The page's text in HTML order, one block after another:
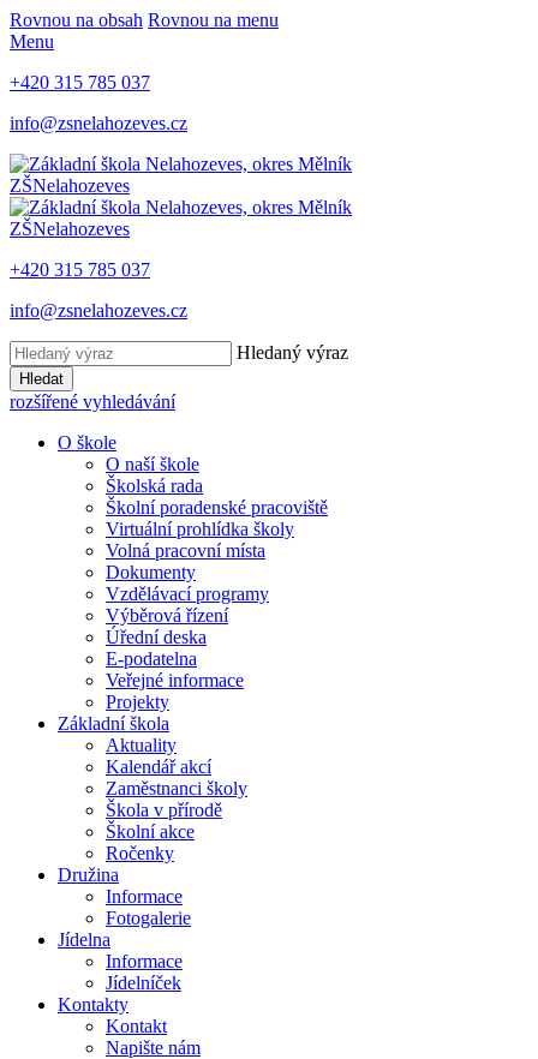
Rovnou na obsah Rovnou na menu
Menu
+420 315 785 037
info@zsnelahozeves.cz
ZŠNelahozeves
ZŠNelahozeves
+420 315 785 037
info@zsnelahozeves.cz
Hledaný výraz
Hledat
rozšířené vyhledávání
O škole
O naší škole
Školská rada
Školní poradenské pracoviště
Virtuální prohlídka školy
Volná pracovní místa
Dokumenty
Vzdělávací programy
Výběrová řízení
Úřední deska
E-podatelna
Veřejné informace
Projekty
Základní škola
Aktuality
Kalendář akcí
Zaměstnanci školy
Škola v přírodě
Školní akce
Ročenky
Družina
Informace
Fotogalerie
Jídelna
Informace
Jídelníček
Kontakty
Kontakt
Napište nám